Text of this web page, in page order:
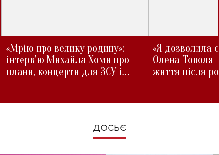
«Мрію про велику родину»:
інтерв'ю Михайла Хоми про
плани, концерти для ЗСУ і
«Я дозволила
Олена Тополя
життя після
ДОСЬЄ